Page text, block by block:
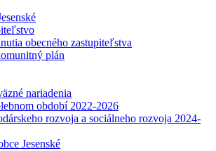
obecného zastupiteľstva
plán
nariadenia
období 2022-2026
rozvoja a sociálneho rozvoja 2024-
Jesenské